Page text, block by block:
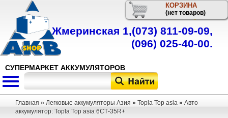
КОРЗИНА
(нет товаров)
СУПЕРМАРКЕТ АККУМУЛЯТОРОВ
Телефон
Жмеринская 1,(073) 811-09-09,
(096) 025-40-00.
Главная » Легковые аккумуляторы Азия » Topla Top asia » Авто
аккумулятор: Topla Top asia 6СТ-35R+